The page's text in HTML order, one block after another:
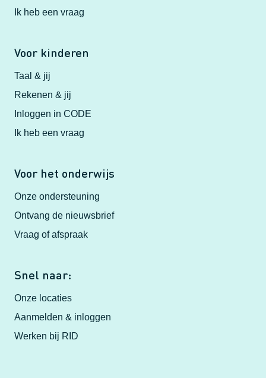
Ik heb een vraag
Voor kinderen
Taal & jij
Rekenen & jij
Inloggen in CODE
Ik heb een vraag
Voor het onderwijs
Onze ondersteuning
Ontvang de nieuwsbrief
Vraag of afspraak
Snel naar:
Onze locaties
Aanmelden & inloggen
Werken bij RID